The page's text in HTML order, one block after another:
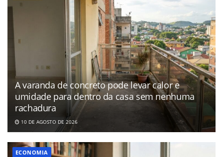
A varanda de concreto pode levar calor e
umidade para dentro da casa sem nenhuma
rachadura
10 DE AGOSTO DE 2026
ECONOMIA